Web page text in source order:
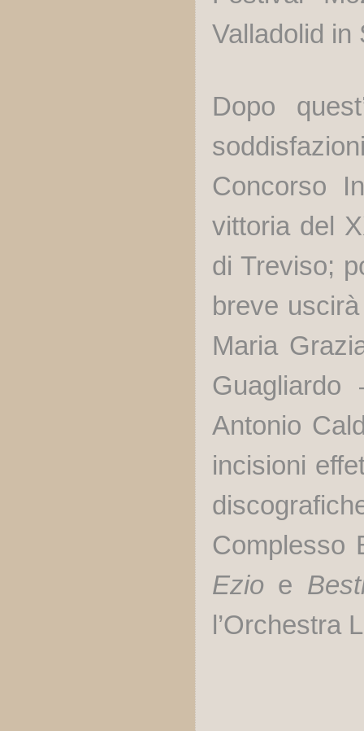
Valladolid in
Dopo
Concorso
vittoria del
di Treviso;
breve
Maria
Antonio
incisioni
Complesso
Ezio e
l’Orchestra